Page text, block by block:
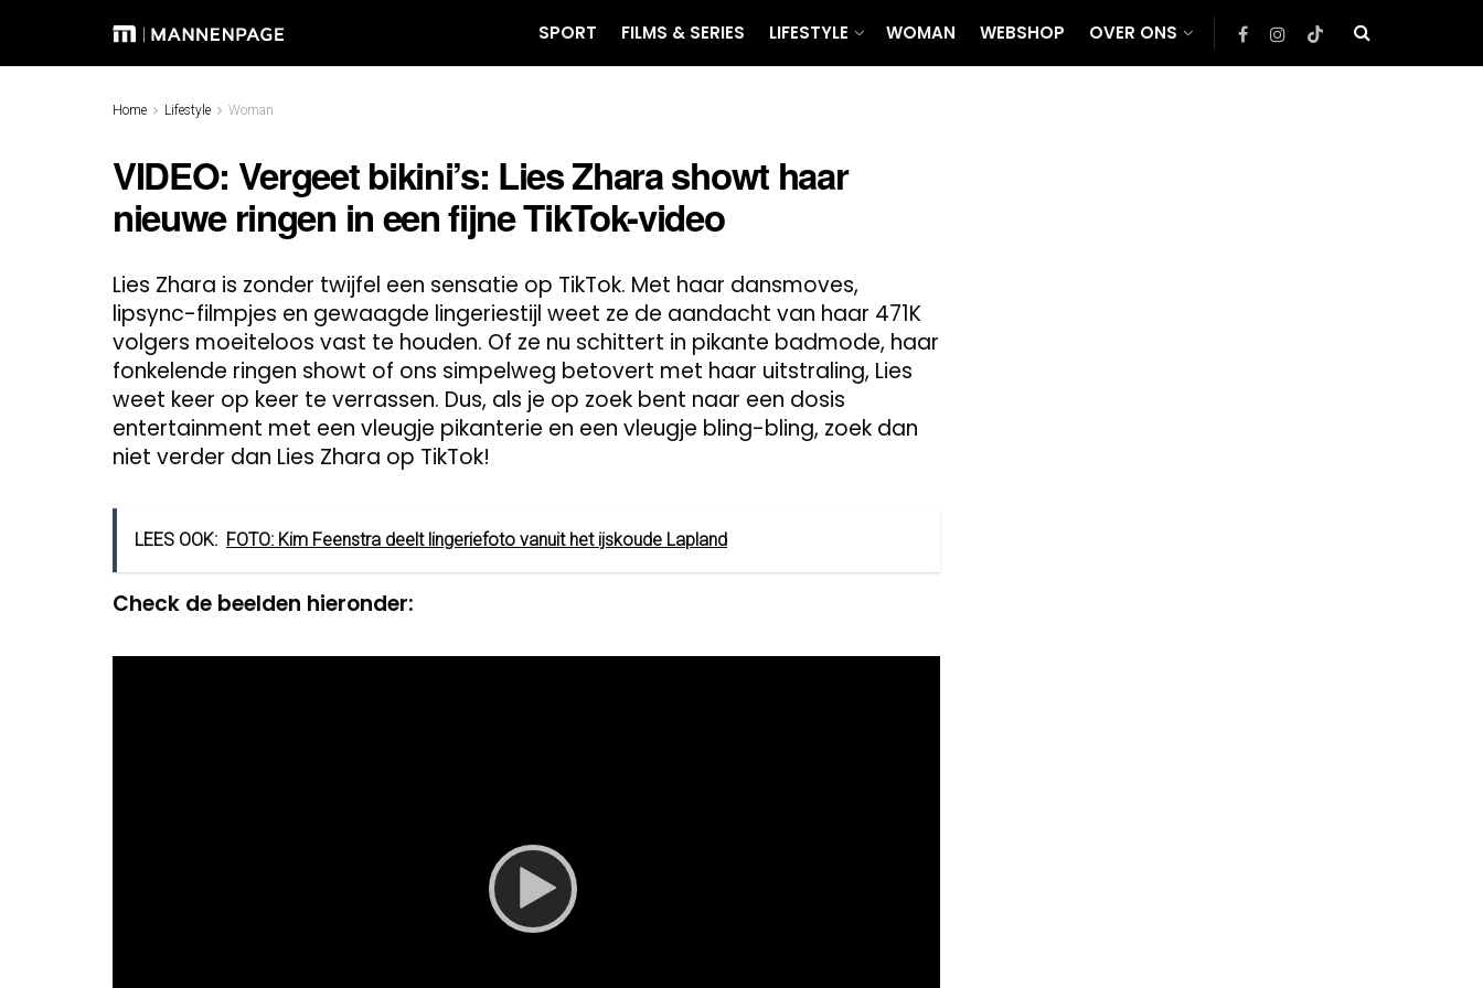
SPORT FILMS & SERIES LIFESTYLE WOMAN WEBSHOP OVER ONS
Home Lifestyle Woman
VIDEO: Vergeet bikini’s: Lies Zhara showt haar
nieuwe ringen in een fijne TikTok-video
Lies Zhara is zonder twijfel een sensatie op TikTok. Met haar dansmoves,
lipsync-filmpjes en gewaagde lingeriestijl weet ze de aandacht van haar 471K
volgers moeiteloos vast te houden. Of ze nu schittert in pikante badmode, haar
fonkelende ringen showt of ons simpelweg betovert met haar uitstraling, Lies
weet keer op keer te verrassen. Dus, als je op zoek bent naar een dosis
entertainment met een vleugje pikanterie en een vleugje bling-bling, zoek dan
niet verder dan Lies Zhara op TikTok!
LEES OOK: FOTO: Kim Feenstra deelt lingeriefoto vanuit het ijskoude Lapland
Check de beelden hieronder: